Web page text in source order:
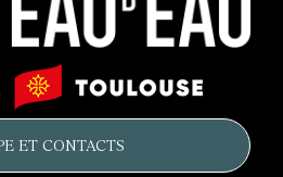
Mairie
de
ET CONTACTS